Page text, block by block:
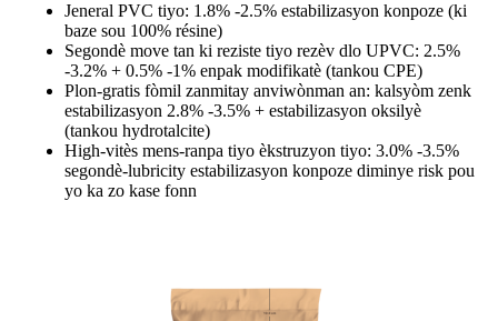
Jeneral PVC tiyo: 1.8% -2.5% estabilizasyon konpoze (ki
baze sou 100% résine)
Segondè move tan ki reziste tiyo rezèv dlo UPVC: 2.5%
-3.2% + 0.5% -1% enpak modifikatè (tankou CPE)
Plon-gratis fòmil zanmitay anviwònman an: kalsyòm zenk
estabilizasyon 2.8% -3.5% + estabilizasyon oksilyè
(tankou hydrotalcite)
High-vitès mens-ranpa tiyo èkstruzyon tiyo: 3.0% -3.5%
segondè-lubricity estabilizasyon konpoze diminye risk pou
yo ka zo kase fonn